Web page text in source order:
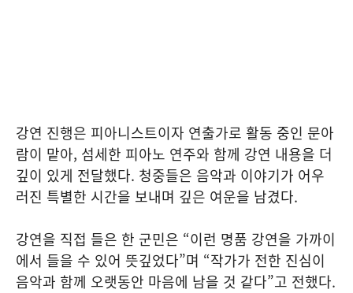
강연 진행은 피아니스트이자 연출가로 활동 중인 문아
람이 맡아, 섬세한 피아노 연주와 함께 강연 내용을 더
깊이 있게 전달했다. 청중들은 음악과 이야기가 어우
러진 특별한 시간을 보내며 깊은 여운을 남겼다.
강연을 직접 들은 한 군민은 “이런 명품 강연을 가까이
에서 들을 수 있어 뜻깊었다”며 “작가가 전한 진심이
음악과 함께 오랫동안 마음에 남을 것 같다”고 전했다.